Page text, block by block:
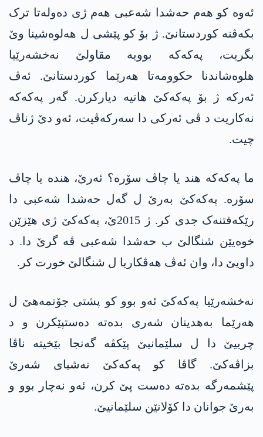
ئەوە کو ھەم حەشدا شەعبی ھەم ژی دەولەتا ترک
بکەڤنە کوردستانێ. ژ بۆ کو پێشی ل ھەلوەشینا وێ
بگریت، پەکەکە بوویە مقاولێ نەخشەرێیا
ھلوەشاندنا حکوومەتا ھەرێما کوردستانێ. ئەڤ
ئەرکە ژ بۆ پەکەکێ ھاتیە دیارکرن. گەر پەکەکە
نەکاریت د ڤی ئەرکی دا سەرکەڤیت، ئەو دێ ژناڤ
چیت.
ما پەکەکە هند یا چاڤ سۆرە؟ ئەرێ، هندە یا چاڤ
سۆرە. پەکەکێ بەرێ ل گەل حەشدا شەعبی دا
رێکەفتنەک جدی کر. ژ 2015ێ، پەکەکێ ژی ھێزێن
خوەیێن شنگالێ ب حەشدا شەعبی ڤە گرێ دا. د
داویێ دا، وان ئەڤ ھەڤکاریا ل شنگالێ خورت کر.
نەخشەرێیا پەکەکێ ئەو بوو کو پشتی جۆتمەھێ ل
ھەرێما بەھدینان شەری بدەتە دەستپێکرن و د
چرییێ دا ل سلێمانیێ پێکڤە گەنجا بێخیتە ناڤا
بزاڤەکێ. گاڤا کو پەکەکێ نەشیای شەرێ
پێشمەرگە بدەتە دەست پێ کرن، ئەو نەچار بوو و
بەرێ جوانان دا کۆلانێن سلێمانیێ.